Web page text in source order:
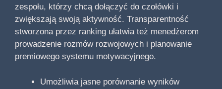
zespołu, którzy chcą dołączyć do czołówki i
zwiększają swoją aktywność. Transparentność
stworzona przez ranking ułatwia też menedżerom
prowadzenie rozmów rozwojowych i planowanie
premiowego systemu motywacyjnego.
Umożliwia jasne porównanie wyników